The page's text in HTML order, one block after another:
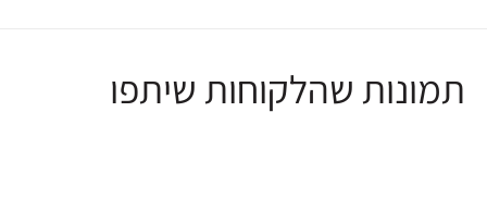
תמונות שהלקוחות שיתפו